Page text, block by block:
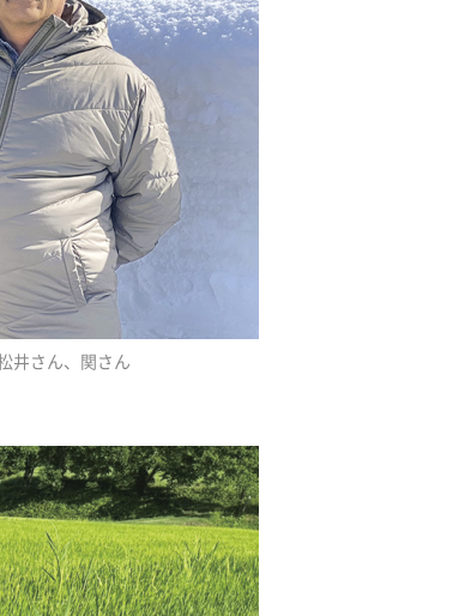
井さん、関さん